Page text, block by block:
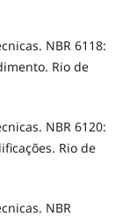
NBR 6118:
Rio de
NBR 6120:
Rio de
NBR